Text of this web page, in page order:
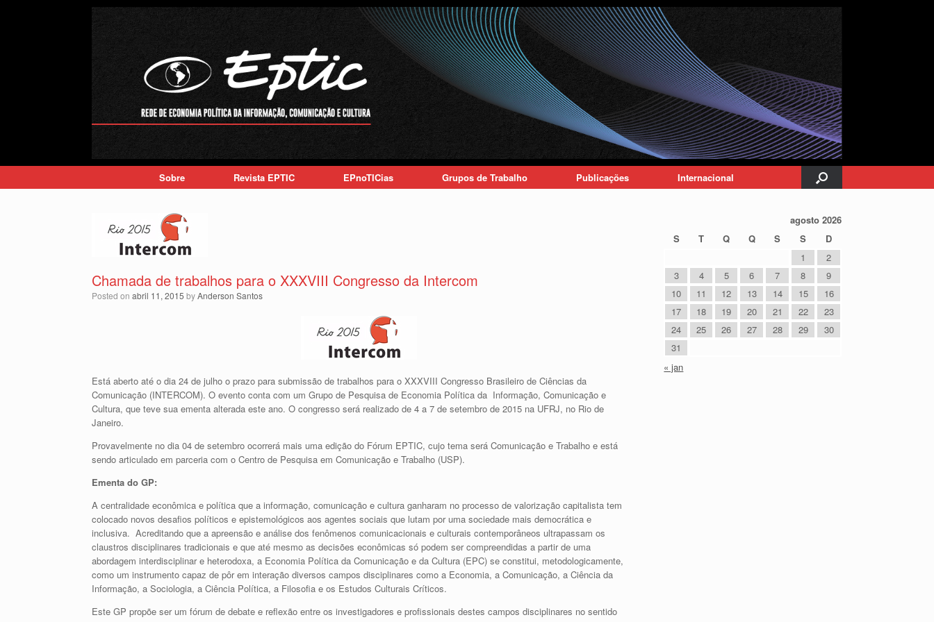
Sobre Revista EPTIC EPnoTICias Grupos de Trabalho Publicações Internacional
Chamada de trabalhos para o XXXVIII Congresso da Intercom
Posted on abril 11, 2015 byAnderson Santos
Está aberto até o dia 24 de julho o prazo para submissão de trabalhos para o XXXVIII Congresso Brasileiro de Ciências da
Comunicação (INTERCOM). O evento conta com um Grupo de Pesquisa de Economia Política da Informação, Comunicação e
Cultura, que teve sua ementa alterada este ano. O congresso será realizado de 4 a 7 de setembro de 2015 na UFRJ, no Rio de
Janeiro.
Provavelmente no dia 04 de setembro ocorrerá mais uma edição do Fórum EPTIC, cujo tema será Comunicação e Trabalho e está
sendo articulado em parceria com o Centro de Pesquisa em Comunicação e Trabalho (USP).
Ementa do GP:
A centralidade econômica e política que a informação, comunicação e cultura ganharam no processo de valorização capitalista tem
colocado novos desafios políticos e epistemológicos aos agentes sociais que lutam por uma sociedade mais democrática e
inclusiva. Acreditando que a apreensão e análise dos fenômenos comunicacionais e culturais contemporâneos ultrapassam os
claustros disciplinares tradicionais e que até mesmo as decisões econômicas só podem ser compreendidas a partir de uma
abordagem interdisciplinar e heterodoxa, a Economia Política da Comunicação e da Cultura (EPC) se constitui, metodologicamente,
como um instrumento capaz de pôr em interação diversos campos disciplinares como a Economia, a Comunicação, a Ciência da
Informação, a Sociologia, a Ciência Política, a Filosofia e os Estudos Culturais Críticos.
Este GP propõe ser um fórum de debate e reflexão entre os investigadores e profissionais destes campos disciplinares no sentido
agosto 2026
S
T Q Q S S
D
1
2
3
4 5 6 7 8
9
10
11 12 13 14 15
16
17
18 19 20 21 22
23
24
25 26 27 28 29
30
31
« jan